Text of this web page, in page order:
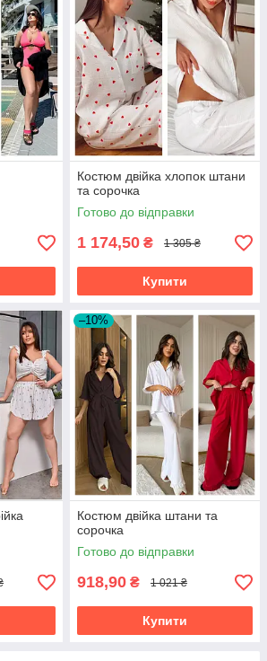
Костюм двійка хлопок штани
та сорочка
Готово до відправки
1 174,50 ₴ 1 305 ₴
Купити
–10%
Костюм двійка штани та
сорочка
Готово до відправки
918,90 ₴ 1 021 ₴
Купити